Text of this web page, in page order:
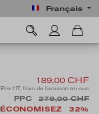
Français
189,00 CHF
Prix HT, frais de livraison en sus
PPC
279,00 CHF
ÉCONOMISEZ
32%